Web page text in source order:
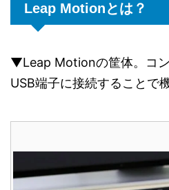
Leap Motionとは？
▼Leap Motionの筐体。コ
USB端子に接続することで